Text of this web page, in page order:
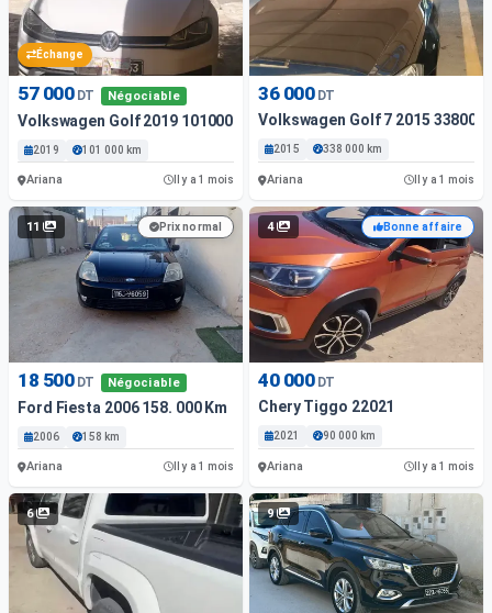
Échange
57 000 DT Négociable
Volkswagen Golf 2019 101000 Km Boîte Automatique
2019 101 000 km
Ariana Il y a 1 mois
36 000 DT
Volkswagen Golf 7 2015 338000
2015 338 000 km
Ariana Il y a 1 mois
11 Prix normal
18 500 DT Négociable
Ford Fiesta 2006 158. 000 Km
2006 158 km
Ariana Il y a 1 mois
4 Bonne affaire
40 000 DT
Chery Tiggo 22021
2021 90 000 km
Ariana Il y a 1 mois
6 9